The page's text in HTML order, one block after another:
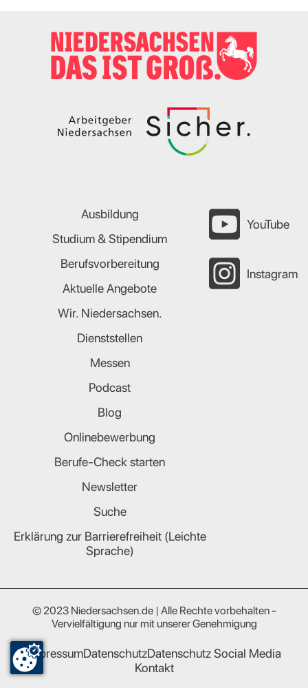
Ausbildung
Studium & Stipendium
Berufsvorbereitung
Aktuelle Angebote
Wir. Niedersachsen.
Dienststellen
Messen
Podcast
Blog
Onlinebewerbung
Berufe-Check starten
Newsletter
Suche
Erklärung zur Barrierefreiheit (Leichte
Sprache)
YouTube
Instagram
© 2023 Niedersachsen.de | Alle Rechte vorbehalten -
Vervielfältigung nur mit unserer Genehmigung
ImpressumDatenschutzDatenschutz Social Media
Kontakt